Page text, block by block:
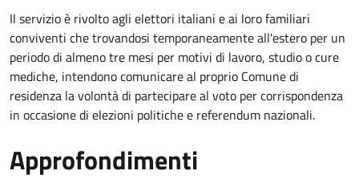
Il servizio è rivolto agli elettori italiani e ai loro familiari
conviventi che trovandosi temporaneamente all'estero per un
periodo di almeno tre mesi per motivi di lavoro, studio o cure
mediche, intendono comunicare al proprio Comune di
residenza la volontà di partecipare al voto per corrispondenza
in occasione di elezioni politiche e referendum nazionali.
Approfondimenti